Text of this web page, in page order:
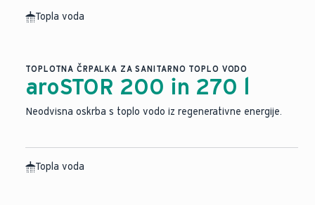
Topla voda
TOPLOTNA ČRPALKA ZA SANITARNO TOPLO VODO
aroSTOR 200 in 270 l
Neodvisna oskrba s toplo vodo iz regenerativne energije.
Topla voda